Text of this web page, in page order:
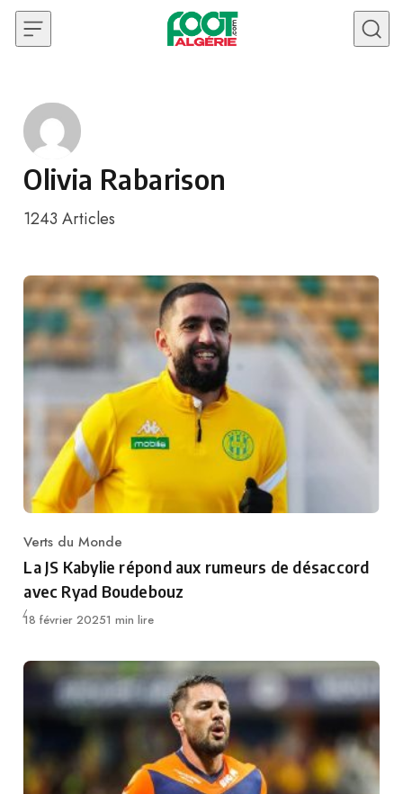
Skip to content
Olivia Rabarison
1243 Articles
Category
Verts du Monde
La JS Kabylie répond aux rumeurs de désaccord
avec Ryad Boudebouz
Publié
18 février 20251 min lire